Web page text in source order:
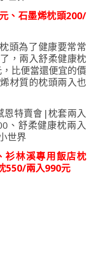
、石墨烯枕頭200/
頭為了健康要常常
，兩入舒柔健康枕
比便當還便宜的價
材質的枕頭兩入也
衫林溪專用飯店枕
550/兩入990元